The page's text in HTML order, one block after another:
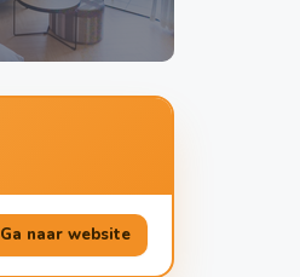
Ga naar website